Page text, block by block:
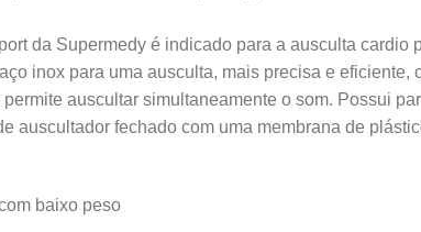
da Supermedy é indicado para a ausculta
inox para uma ausculta, mais precisa e
auscultar simultaneamente o som. Possui
auscultador fechado com uma membrana de
baixo peso